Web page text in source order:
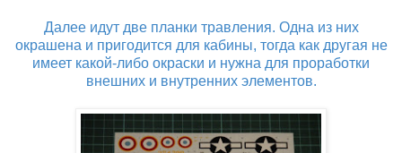
Далее идут две планки травления. Одна из них
окрашена и пригодится для кабины, тогда как другая не
имеет какой-либо окраски и нужна для проработки
внешних и внутренних элементов.